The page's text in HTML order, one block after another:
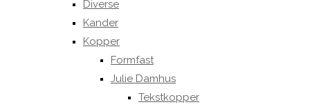
Diverse
Kander
Kopper
Formfast
Julie Damhus
Tekstkopper